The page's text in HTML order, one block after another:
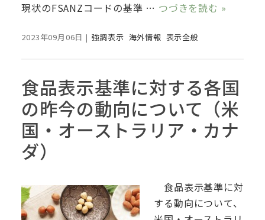
現状のFSANZコードの基準 … つづきを読む »
2023年09月06日 | 強調表示 海外情報 表示全般
食品表示基準に対する各国
の昨今の動向について（米
国・オーストラリア・カナ
ダ）
食品表示基準に対
する動向について、